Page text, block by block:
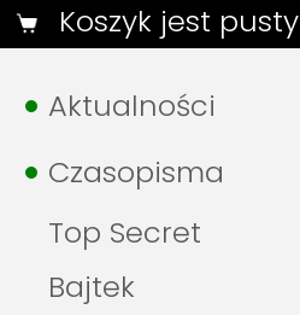
Koszyk jest pusty
Aktualności
Czasopisma
Top Secret
Bajtek